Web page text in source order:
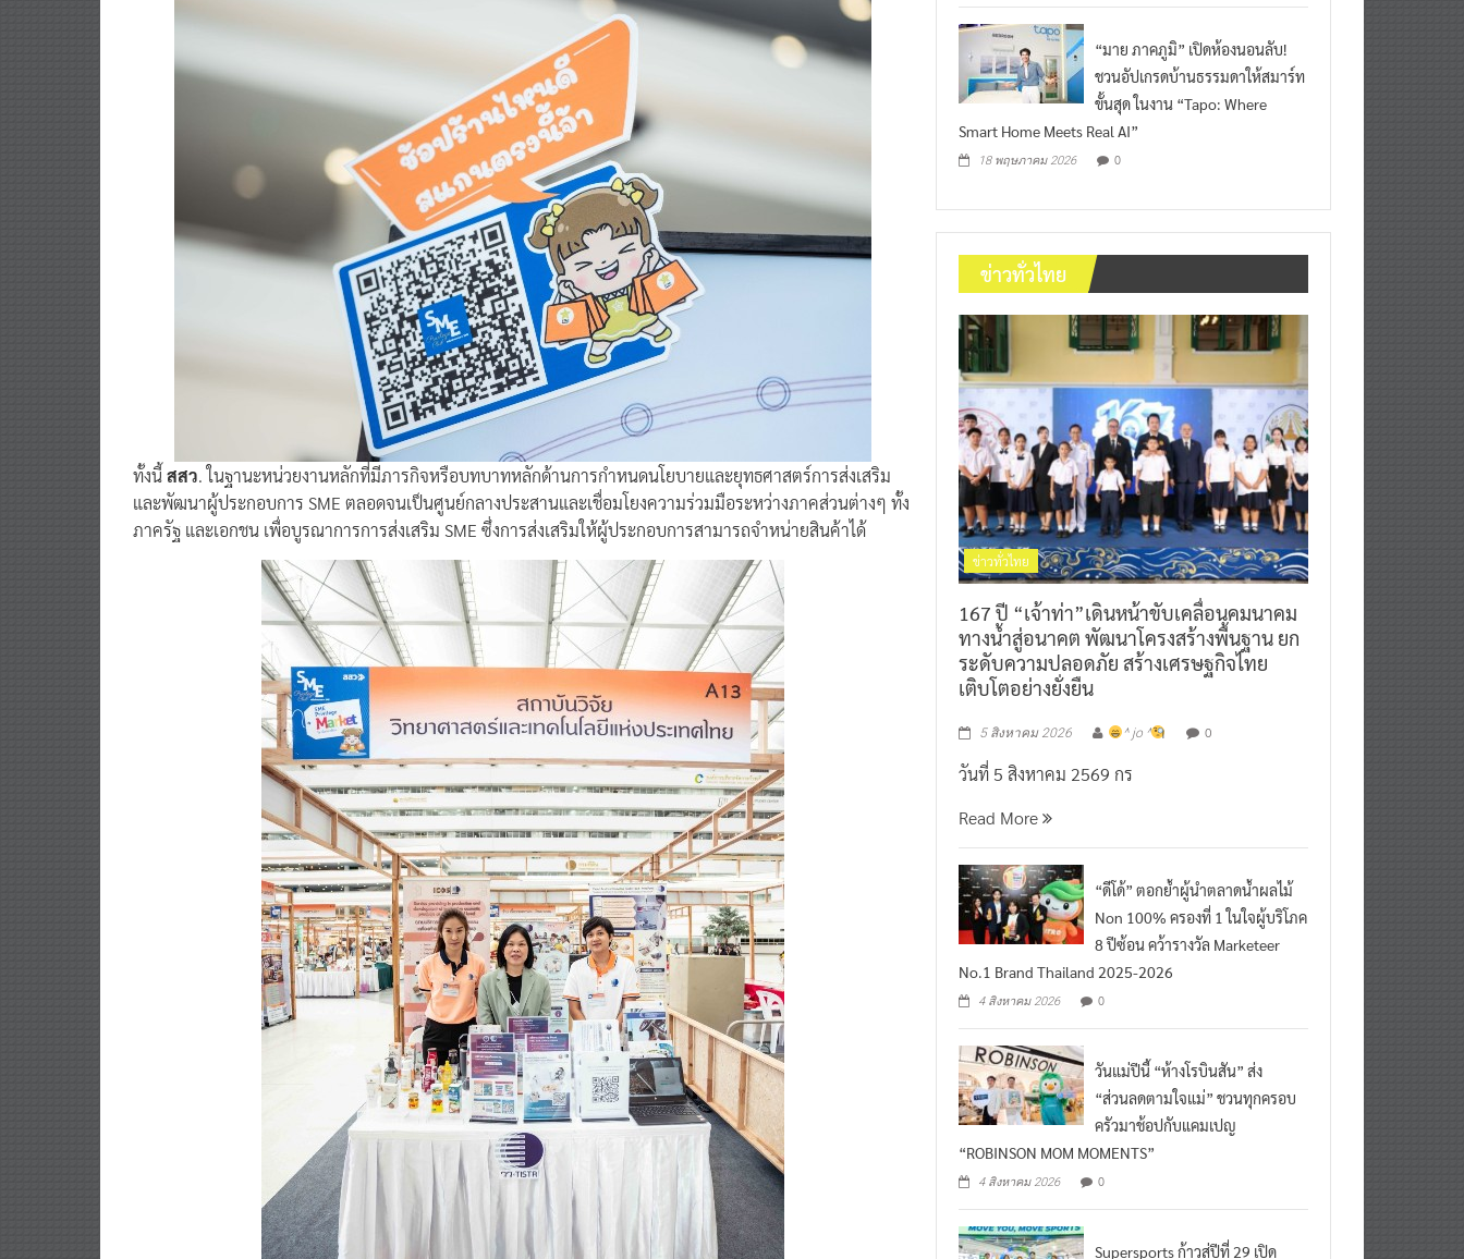
ทั้งนี้สสว. ในฐานะหน่วยงานหลักที่มีภารกิจหรือบทบาทหลักด้านการกำหนดนโยบายและยุทธศาสตร์การส่งเสริม
และพัฒนาผู้ประกอบการ SME ตลอดจนเป็นศูนย์กลางประสานและเชื่อมโยงความร่วมมือระหว่างภาคส่วนต่างๆ ทั้ง
ภาครัฐ และเอกชน เพื่อบูรณาการการส่งเสริม SME ซึ่งการส่งเสริมให้ผู้ประกอบการสามารถจำหน่ายสินค้าได้
“มาย ภาคภูมิ” เปิดห้องนอนลับ!
ชวนอัปเกรดบ้านธรรมดาให้สมาร์ท
ขั้นสุด ในงาน “Tapo: Where
Smart Home Meets Real AI”
18 พฤษภาคม 2026 0
ข่าวทั่วไทย
ข่าวทั่วไทย
167 ปี “เจ้าท่า”เดินหน้าขับเคลื่อนคมนาคม
ทางน้ำสู่อนาคต พัฒนาโครงสร้างพื้นฐาน ยก
ระดับความปลอดภัย สร้างเศรษฐกิจไทย
เติบโตอย่างยั่งยืน
5 สิงหาคม 2026 ^ jo ^ 0
วันที่ 5 สิงหาคม 2569 กร
Read More
“ดีโด้” ตอกย้ำผู้นำตลาดน้ำผลไม้
Non 100% ครองที่ 1 ในใจผู้บริโภค
8 ปีซ้อน คว้ารางวัล Marketeer
No.1 Brand Thailand 2025-2026
4 สิงหาคม 2026 0
วันแม่ปีนี้ “ห้างโรบินสัน” ส่ง
“ส่วนลดตามใจแม่” ชวนทุกครอบ
ครัวมาช้อปกับแคมเปญ
“ROBINSON MOM MOMENTS”
4 สิงหาคม 2026 0
Supersports ก้าวสู่ปีที่ 29 เปิด